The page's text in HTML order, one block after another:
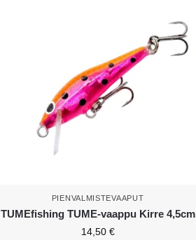
PIENVALMISTEVAAPUT
TUMEfishing TUME-vaappu Kirre 4,5cm
14,50 €